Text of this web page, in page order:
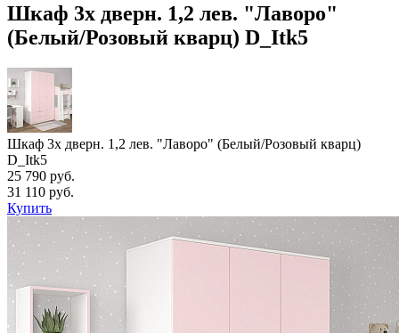
Шкаф 3х дверн. 1,2 лев. "Лаворо"
(Белый/Розовый кварц) D_Itk5
Шкаф 3х дверн. 1,2 лев. "Лаворо" (Белый/Розовый кварц)
D_Itk5
25 790 руб.
31 110 руб.
Купить